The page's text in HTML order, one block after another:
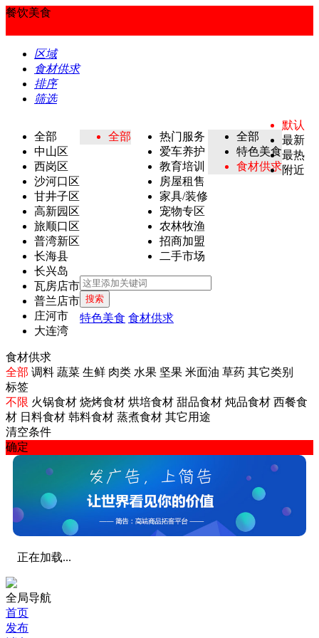
餐饮美食
区域
食材供求
排序
筛选
全部
中山区
西岗区
沙河口区
甘井子区
高新园区
旅顺口区
普湾新区
长海县
长兴岛
瓦房店市
普兰店市
庄河市
大连湾
全部
热门服务
爱车养护
教育培训
房屋租售
家具/装修
宠物专区
农林牧渔
招商加盟
二手市场
全部
特色美食
食材供求
默认
最新
最热
附近
食材供求
全部 调料 蔬菜 生鲜 肉类 水果 坚果 米面油 草药 其它类别
标签
不限 火锅食材 烧烤食材 烘培食材 甜品食材 炖品食材 西餐食
材 日料食材 韩料食材 蒸煮食材 其它用途
清空条件
确定
搜索
特色美食 食材供求
正在加载...
全局导航
首页
发布